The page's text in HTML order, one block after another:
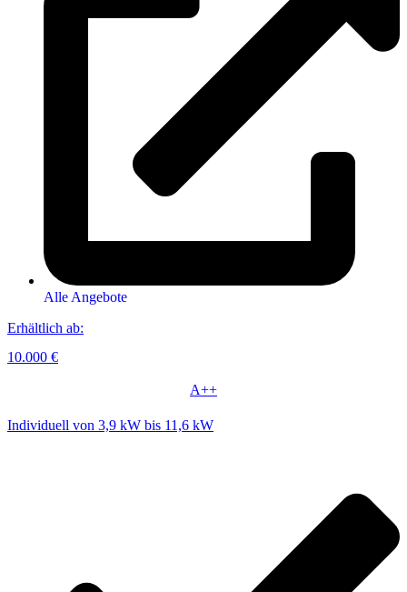
Alle Angebote
Erhältlich ab:
10.000 €
A++
Individuell von 3,9 kW bis 11,6 kW